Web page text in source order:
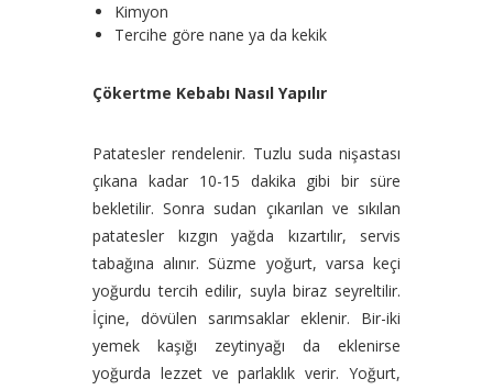
Kimyon
Tercihe göre nane ya da kekik
Çökertme Kebabı Nasıl Yapılır
Patatesler rendelenir. Tuzlu suda nişastası
çıkana kadar 10-15 dakika gibi bir süre
bekletilir. Sonra sudan çıkarılan ve sıkılan
patatesler kızgın yağda kızartılır, servis
tabağına alınır. Süzme yoğurt, varsa keçi
yoğurdu tercih edilir, suyla biraz seyreltilir.
İçine, dövülen sarımsaklar eklenir. Bir-iki
yemek kaşığı zeytinyağı da eklenirse
yoğurda lezzet ve parlaklık verir. Yoğurt,